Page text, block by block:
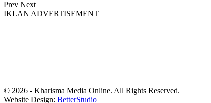
Prev Next
IKLAN ADVERTISEMENT
© 2026 - Kharisma Media Online. All Rights Reserved.
Website Design: BetterStudio